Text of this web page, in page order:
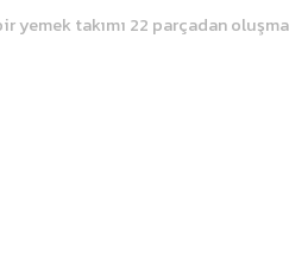
takımı 22 parçadan